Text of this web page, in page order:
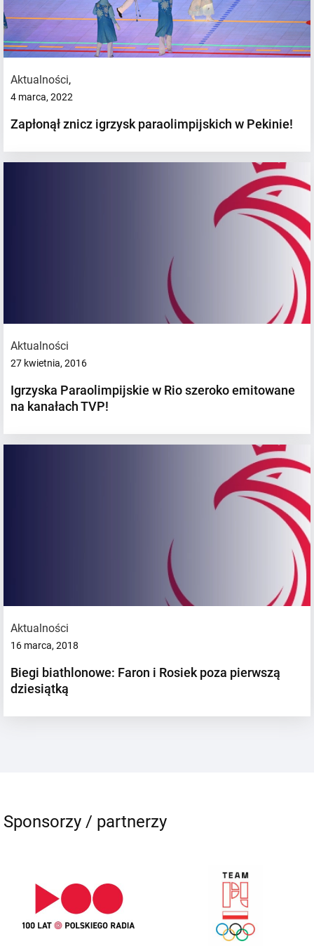
Aktualności,
4 marca, 2022
Zapłonął znicz igrzysk paraolimpijskich w Pekinie!
Aktualności
27 kwietnia, 2016
Igrzyska Paraolimpijskie w Rio szeroko emitowane
na kanałach TVP!
Aktualności
16 marca, 2018
Biegi biathlonowe: Faron i Rosiek poza pierwszą
dziesiątką
Sponsorzy / partnerzy